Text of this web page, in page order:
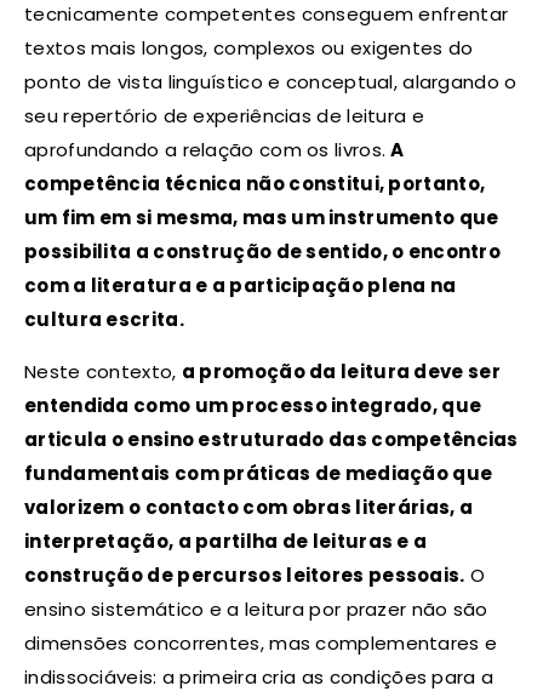
tecnicamente competentes conseguem enfrentar
textos mais longos, complexos ou exigentes do
ponto de vista linguístico e conceptual, alargando o
seu repertório de experiências de leitura e
aprofundando a relação com os livros.A
competência técnica não constitui, portanto,
um fim em si mesma, mas um instrumento que
possibilita a construção de sentido, o encontro
com a literatura e a participação plena na
cultura escrita.
Neste contexto, a promoção da leitura deve ser
entendida como um processo integrado, que
articula o ensino estruturado das competências
fundamentais com práticas de mediação que
valorizem o contacto com obras literárias, a
interpretação, a partilha de leituras e a
construção de percursos leitores pessoais. O
ensino sistemático e a leitura por prazer não são
dimensões concorrentes, mas complementares e
indissociáveis: a primeira cria as condições para a